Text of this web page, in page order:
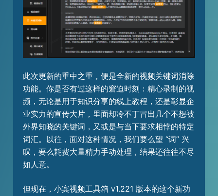
此次更新的重中之重，便是全新的视频关键词消除
功能。你是否有过这样的窘迫时刻：精心录制的视
频，无论是用于知识分享的线上教程，还是彰显企
业实力的宣传大片，里面却冷不丁冒出几个不想被
外界知晓的关键词，又或是与当下要求相悖的特定
词汇。以往，面对这种情况，我们要么望 “词” 兴
叹，要么耗费大量精力手动处理，结果还往往不尽
如人意。
但现在，小宾视频工具箱 v1.221 版本的这个新功